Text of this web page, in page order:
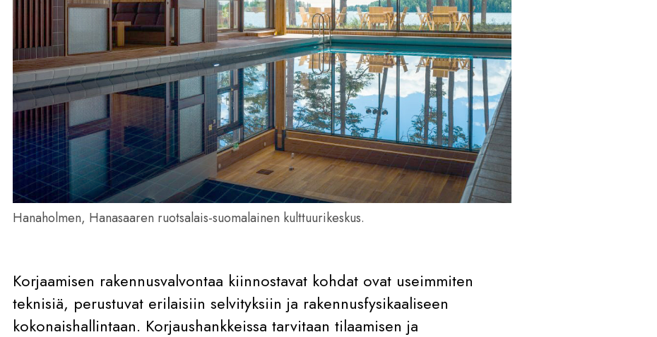
Hanaholmen, Hanasaaren ruotsalais-suomalainen kulttuurikeskus.
Korjaamisen rakennusvalvontaa kiinnostavat kohdat ovat useimmiten
teknisiä, perustuvat erilaisiin selvityksiin ja rakennusfysikaaliseen
kokonaishallintaan. Korjaushankkeissa tarvitaan tilaamisen ja